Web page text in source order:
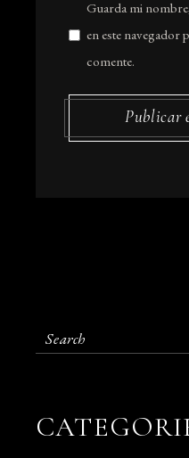
Guarda mi
en este navegador
comente.
Publicar